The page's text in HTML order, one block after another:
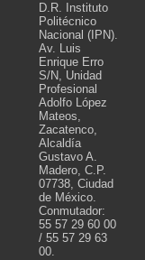
D.R. Instituto
Politécnico
Nacional (IPN).
Av. Luis
Enrique Erro
S/N, Unidad
Profesional
Adolfo López
Mateos,
Zacatenco,
Alcaldía
Gustavo A.
Madero, C.P.
07738, Ciudad
de México.
Conmutador:
55 57 29 60 00
/ 55 57 29 63
00.